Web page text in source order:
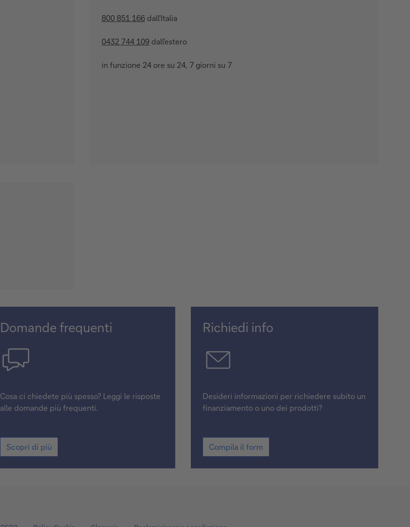
800 851 166 dall'Italia
0432 744 109 dall'estero
in funzione 24 ore su 24, 7 giorni su 7
Domande frequenti
Cosa ci chiedete più spesso? Leggi le risposte
alle domande più frequenti.
Scopri di più
Richiedi info
Desideri informazioni per richiedere subito un
finanziamento o uno dei prodotti?
Compila il form